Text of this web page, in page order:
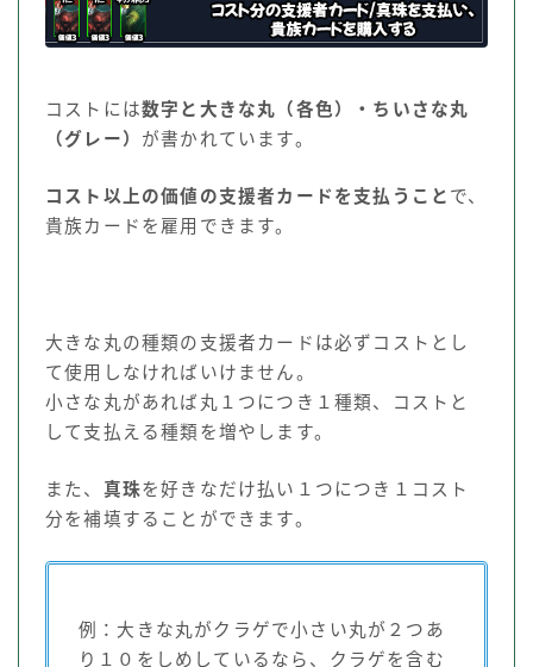
コストには数字と大きな丸（各色）・ちいさな丸
（グレー） が書かれています。
コスト以上の価値の支援者カードを支払うこと で、
貴族カードを雇用できます。
大きな丸の種類の支援者カードは必ずコストとし
て使用しなければいけません。
小さな丸があれば丸１つにつき１種類、コストと
して支払える種類を増やします。
また、 真珠を好きなだけ払い１つにつき１コスト
分を補填することができます。
例：大きな丸がクラゲで小さい丸が２つあ
り１０をしめしているなら、クラゲを含む